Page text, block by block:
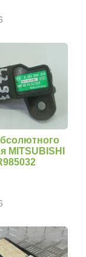
MITSUBISHI